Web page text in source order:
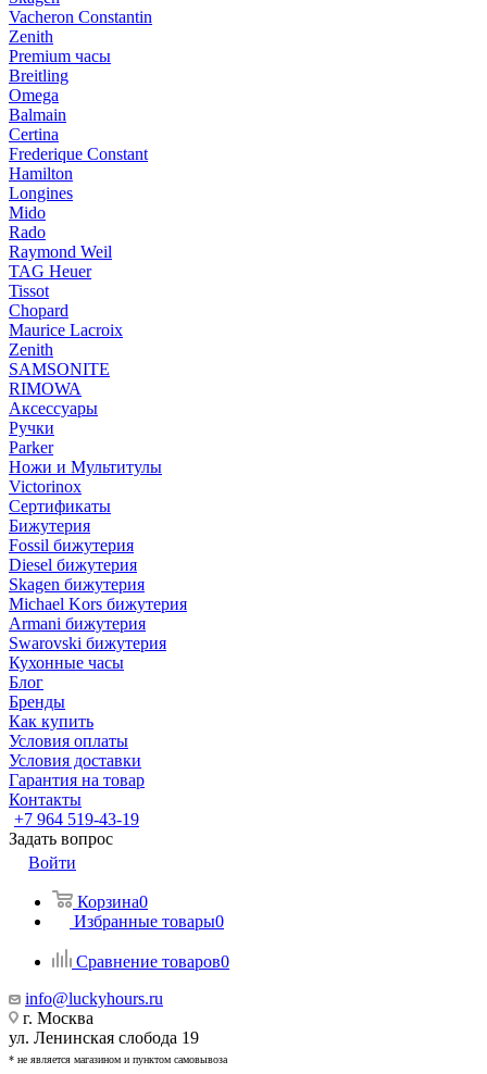
Vacheron Constantin
Zenith
Premium часы
Breitling
Omega
Balmain
Certina
Frederique Constant
Hamilton
Longines
Mido
Rado
Raymond Weil
TAG Heuer
Tissot
Chopard
Maurice Lacroix
Zenith
SAMSONITE
RIMOWA
Аксессуары
Ручки
Parker
Ножи и Мультитулы
Victorinox
Сертификаты
Бижутерия
Fossil бижутерия
Diesel бижутерия
Skagen бижутерия
Michael Kors бижутерия
Armani бижутерия
Swarovski бижутерия
Кухонные часы
Блог
Бренды
Как купить
Условия оплаты
Условия доставки
Гарантия на товар
Контакты
+7 964 519-43-19
Задать вопрос
Войти
Корзина0
Избранные товары0
Сравнение товаров0
info@luckyhours.ru
г. Москва
ул. Ленинская слобода 19
* не является магазином и пунктом самовывоза